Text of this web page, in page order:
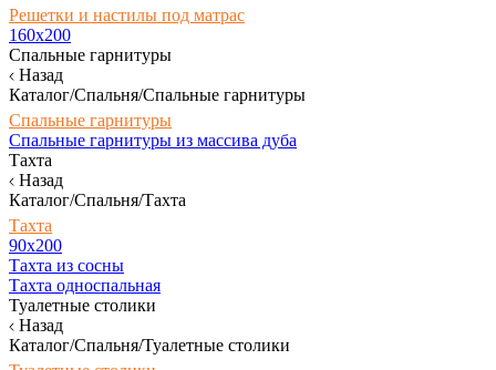
Решетки и настилы под матрас
160х200
Спальные гарнитуры
Назад
Каталог/Спальня/Спальные гарнитуры
Спальные гарнитуры
Спальные гарнитуры из массива дуба
Тахта
Назад
Каталог/Спальня/Тахта
Тахта
90х200
Тахта из сосны
Тахта односпальная
Туалетные столики
Назад
Каталог/Спальня/Туалетные столики